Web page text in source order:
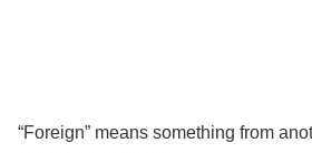
“Foreign” means something from